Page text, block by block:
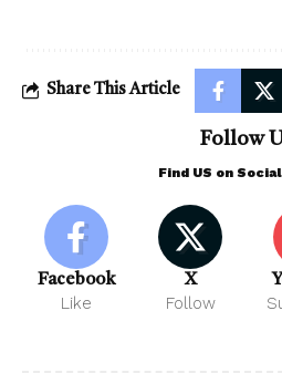
Share This Article
Follow
Find US on
Facebook
Like
X
Follow